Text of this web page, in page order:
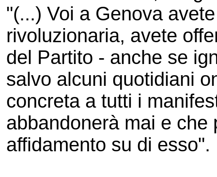
"(...) Voi a Genova
rivoluzionaria, avete
del Partito - anche se
salvo alcuni quotidiani
concreta a tutti i
abbandonerà mai e che
affidamento su di esso".